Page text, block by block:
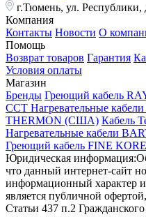
г.Тюмень, ул. Республики,
Компания
Контакты Новости О
Помощь
Возврат товаров Гарантия
Условия оплаты
Магазин
Бренды Греющий кабель
ССТ Нагревательные
THERMON (США) Кабель
Нагревательные кабели
Греющий кабель FINE
Юридическая
что данный интернет-сайт
информационный характер
является публичной
Статьи 437 п.2